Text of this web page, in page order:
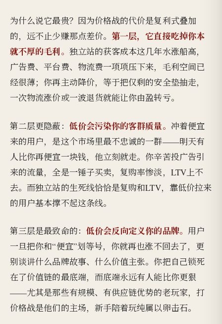
为什么说它最贵？因为价格战的代价是复利式叠加
的，远不止少赚那点差价。 第一层，它直接吃掉你本
就不厚的毛利。 独立站的获客成本这几年水涨船高，
广告费、平台费、物流费一项项压下来，毛利空间已
经很薄；你再主动降价，等于把仅剩的安全垫抽走，
一次物流涨价或一波退货就能让你由盈转亏。
第二层更隐蔽： 低价会污染你的客群质量。 冲着便宜
来的用户，是这个市场里最不忠诚的一群——明天有
人比你再便宜一块钱，他立刻就走。你辛苦投广告引
来的流量，全是一锤子买卖，复购率惨淡，LTV上不
去。而独立站的生死线恰恰是复购和LTV，靠低价拉来
的用户基本撑不起这条线。
第三层是最致命的： 低价会反向定义你的品牌。 用户
一旦把你和“便宜”划等号，你就再也涨不回去了，更
别谈讲什么品牌故事、什么价值主张。你把自己锁死
在了价值链的最底端，而底端永远有人能比你更狠
——尤其是那些有规模、有供应链优势的老玩家，打
价格战是他们的主场，新手陪着玩纯属以卵击石。